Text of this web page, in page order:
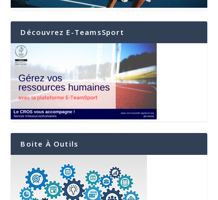
Découvrez E-TeamsSport
Boite À Outils